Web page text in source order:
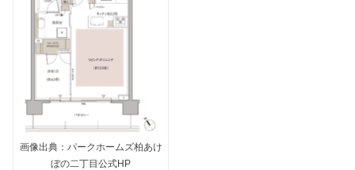
画像出典：パークホームズ柏あけ
ぼの二丁目公式HP